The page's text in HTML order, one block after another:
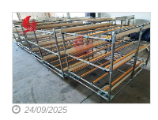
24/09/2025